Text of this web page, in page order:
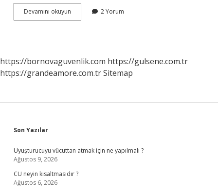
Devamını okuyun
Öncesi
Mi
2 Yorum
https://bornovaguvenlik.com https://gulsene.com.tr
https://grandeamore.com.trSitemap
Sidebar
Son Yazılar
Uyuşturucuyu vücuttan atmak için ne yapılmalı ?
Ağustos 9, 2026
CU neyin kısaltmasıdır ?
Ağustos 6, 2026